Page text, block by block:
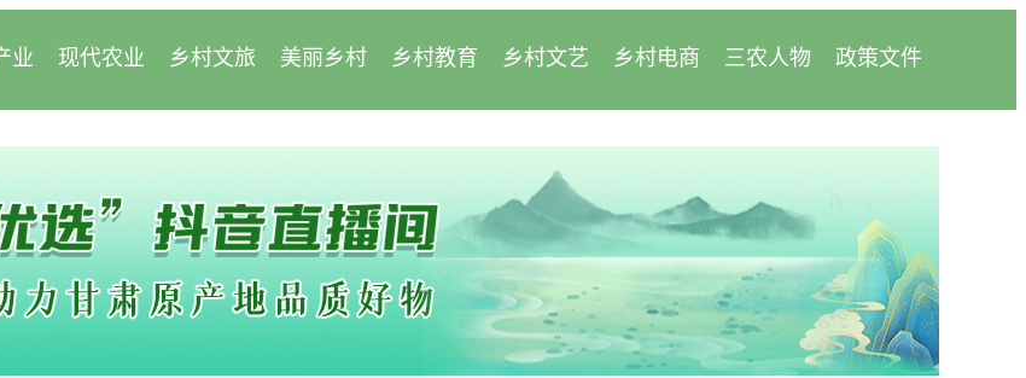
业 现代农业 乡村文旅 美丽乡村 乡村教育 乡村文艺 乡村电商 三农人物 政策文件